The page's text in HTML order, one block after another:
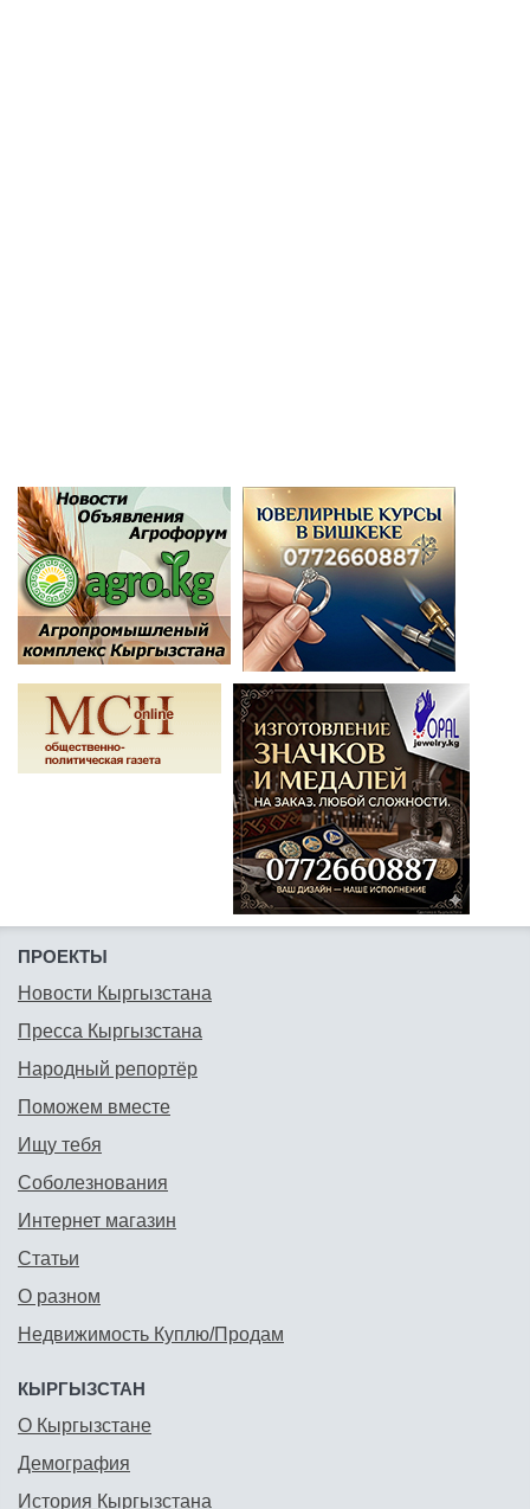
ПРОЕКТЫ
Новости Кыргызстана
Пресса Кыргызстана
Народный репортёр
Поможем вместе
Ищу тебя
Соболезнования
Интернет магазин
Статьи
О разном
Недвижимость Куплю/Продам
КЫРГЫЗСТАН
О Кыргызстане
Демография
История Кыргызстана